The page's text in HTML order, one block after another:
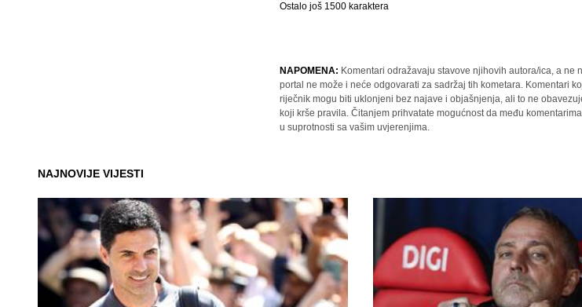
Ostalo još 1500 karaktera
NAPOMENA: Komentari odražavaju stavove njihovih autora/ica, a ne
portal ne može i neće odgovarati za sadržaj tih kometara. Komentari
riječnik mogu biti uklonjeni bez najave i objašnjenja, ali to ne
koji krše pravila. Čitanjem prihvatate mogućnost da među
u suprotnosti sa vašim uvjerenjima.
NAJNOVIJE VIJESTI